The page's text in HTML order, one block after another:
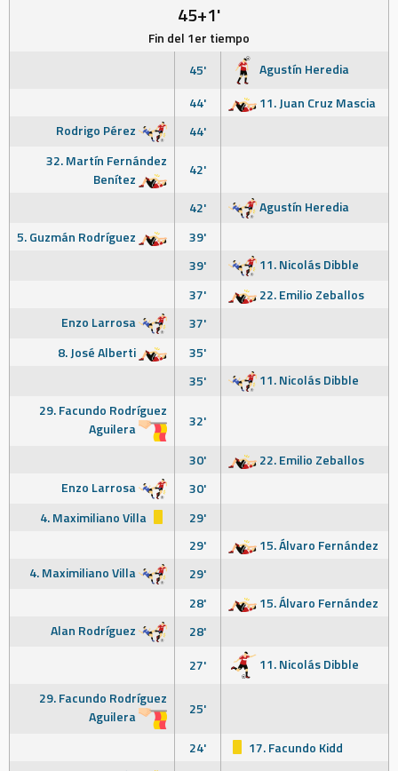
45+1'
Fin del 1er tiempo
45'
Agustín Heredia
44'
11. Juan Cruz Mascia
Rodrigo Pérez
44'
32. Martín Fernández
Benítez
42'
42'
Agustín Heredia
5. Guzmán Rodríguez
39'
39'
11. Nicolás Dibble
37'
22. Emilio Zeballos
Enzo Larrosa
37'
8. José Alberti
35'
35'
11. Nicolás Dibble
29. Facundo Rodríguez
Aguilera
32'
30'
22. Emilio Zeballos
Enzo Larrosa
30'
4. Maximiliano Villa
29'
29'
15. Álvaro Fernández
4. Maximiliano Villa
29'
28'
15. Álvaro Fernández
Alan Rodríguez
28'
27'
11. Nicolás Dibble
29. Facundo Rodríguez
Aguilera
25'
24'
17. Facundo Kidd